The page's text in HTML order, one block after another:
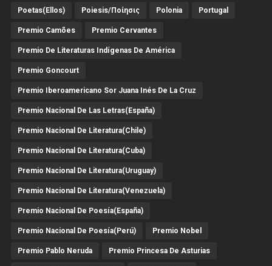
Poetas(Ellos) Poiesis/ποίησις Polonia Portugal
Premio Camões Premio Cervantes
Premio De Literaturas Indígenas De América
Premio Goncourt
Premio Iberoamericano Sor Juana Inés De La Cruz
Premio Nacional De Las Letras(España)
Premio Nacional De Literatura(Chile)
Premio Nacional De Literatura(Cuba)
Premio Nacional De Literatura(Uruguay)
Premio Nacional De Literatura(Venezuela)
Premio Nacional De Poesía(España)
Premio Nacional De Poesía(Perú) Premio Nobel
Premio Pablo Neruda Premio Princesa De Asturias